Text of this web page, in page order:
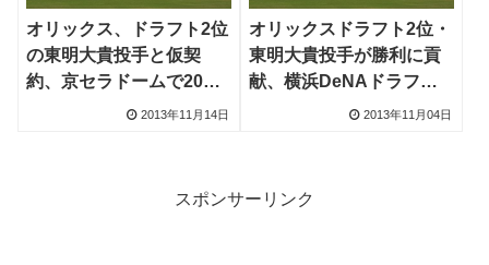
オリックス、ドラフト2位
の東明大貴投手と仮契
約、京セラドームで20回
2013年11月14日
オリックスドラフト2位・
東明大貴投手が勝利に貢
献、横浜DeNAドラフト2
位・平田真吾投手は敗れ
2013年11月04日
スポンサーリンク